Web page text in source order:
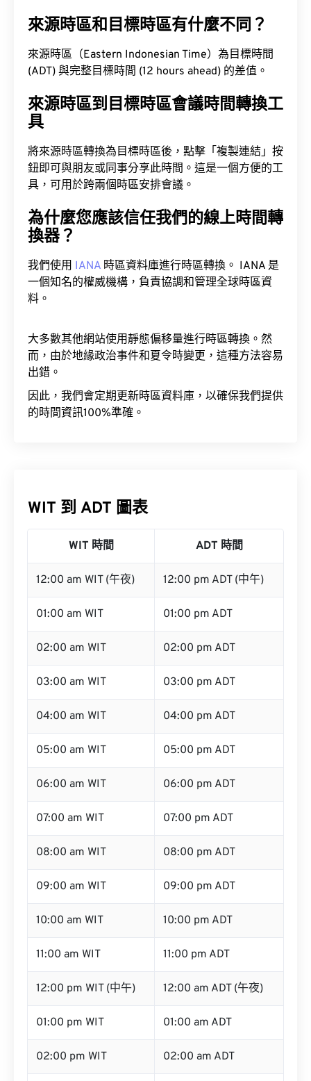
來源時區和目標時區有什麼不同？
來源時區（Eastern Indonesian Time）為目標時間
(ADT) 與完整目標時間 (12 hours ahead) 的差值。
來源時區到目標時區會議時間轉換工
具
將來源時區轉換為目標時區後，點擊「複製連結」按
鈕即可與朋友或同事分享此時間。這是一個方便的工
具，可用於跨兩個時區安排會議。
為什麼您應該信任我們的線上時間轉
換器？
我們使用 IANA 時區資料庫進行時區轉換。 IANA 是
一個知名的權威機構，負責協調和管理全球時區資
料。
大多數其他網站使用靜態偏移量進行時區轉換。然
而，由於地緣政治事件和夏令時變更，這種方法容易
出錯。
因此，我們會定期更新時區資料庫，以確保我們提供
的時間資訊100%準確。
WIT 到 ADT 圖表
WIT 時間 ADT 時間
12:00 am WIT (午夜) 12:00 pm ADT (中午)
01:00 am WIT 01:00 pm ADT
02:00 am WIT 02:00 pm ADT
03:00 am WIT 03:00 pm ADT
04:00 am WIT 04:00 pm ADT
05:00 am WIT 05:00 pm ADT
06:00 am WIT 06:00 pm ADT
07:00 am WIT 07:00 pm ADT
08:00 am WIT 08:00 pm ADT
09:00 am WIT 09:00 pm ADT
10:00 am WIT 10:00 pm ADT
11:00 am WIT 11:00 pm ADT
12:00 pm WIT (中午) 12:00 am ADT (午夜)
01:00 pm WIT 01:00 am ADT
02:00 pm WIT 02:00 am ADT